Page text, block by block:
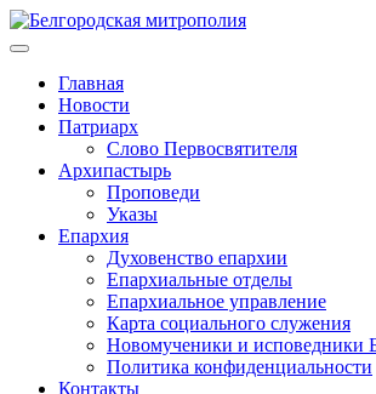
Главная
Новости
Патриарх
Слово Первосвятителя
Архипастырь
Проповеди
Указы
Епархия
Духовенство епархии
Епархиальные отделы
Епархиальное управление
Карта социального служения
Новомученики и исповедники
Политика конфиденциальности
Контакты